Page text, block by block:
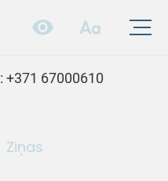
+371 67000610
Ziņas